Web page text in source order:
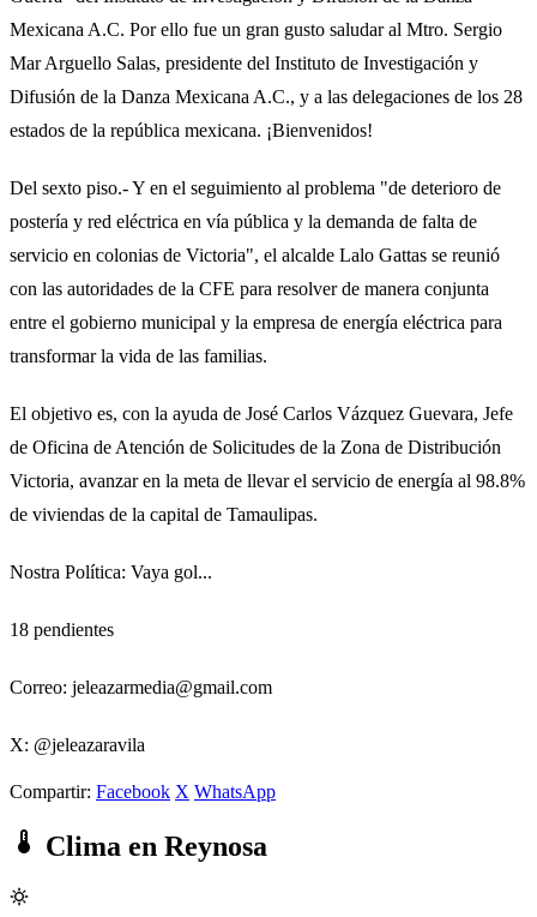
Mexicana A.C. Por ello fue un gran gusto saludar al Mtro. Sergio
Mar Arguello Salas, presidente del Instituto de Investigación y
Difusión de la Danza Mexicana A.C., y a las delegaciones de los 28
estados de la república mexicana. ¡Bienvenidos!
Del sexto piso.- Y en el seguimiento al problema "de deterioro de
postería y red eléctrica en vía pública y la demanda de falta de
servicio en colonias de Victoria", el alcalde Lalo Gattas se reunió
con las autoridades de la CFE para resolver de manera conjunta
entre el gobierno municipal y la empresa de energía eléctrica para
transformar la vida de las familias.
El objetivo es, con la ayuda de José Carlos Vázquez Guevara, Jefe
de Oficina de Atención de Solicitudes de la Zona de Distribución
Victoria, avanzar en la meta de llevar el servicio de energía al 98.8%
de viviendas de la capital de Tamaulipas.
Nostra Política: Vaya gol...
18 pendientes
Correo: jeleazarmedia@gmail.com
X: @jeleazaravila
Compartir: Facebook X WhatsApp
Clima en Reynosa